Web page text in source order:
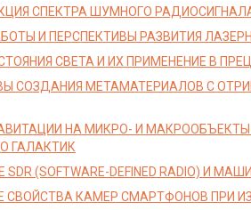
СПЕКТРА ШУМНОГО
И ПЕРСПЕКТИВЫ РАЗВИТИЯ
СВЕТА И ИХ ПРИМЕНЕНИЕ В
СОЗДАНИЯ МЕТАМАТЕРИАЛОВ С
НА МИКРО- И
ГАЛАКТИК
SDR (SOFTWARE-DEFINED RADIO)
СВОЙСТВА КАМЕР СМАРТФОНОВ ПРИ